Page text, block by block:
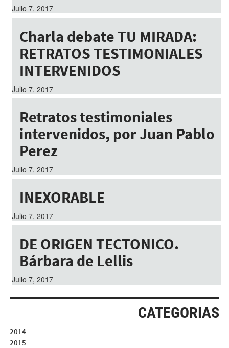
Julio 7, 2017
Charla debate TU MIRADA:
RETRATOS TESTIMONIALES
INTERVENIDOS
Julio 7, 2017
Retratos testimoniales
intervenidos, por Juan Pablo
Perez
Julio 7, 2017
INEXORABLE
Julio 7, 2017
DE ORIGEN TECTONICO.
Bárbara de Lellis
Julio 7, 2017
CATEGORIAS
2014
2015